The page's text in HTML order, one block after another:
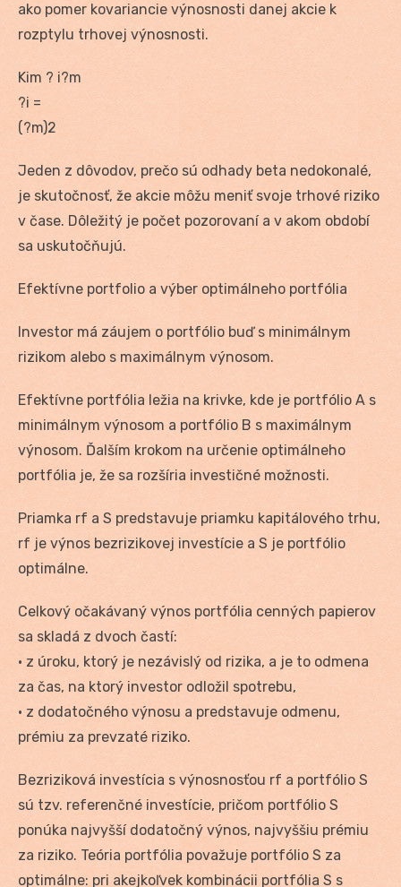
ako pomer kovariancie výnosnosti danej akcie k
rozptylu trhovej výnosnosti.
Kim ? i?m
?i =
(?m)2
Jeden z dôvodov, prečo sú odhady beta nedokonalé,
je skutočnosť, že akcie môžu meniť svoje trhové riziko
v čase. Dôležitý je počet pozorovaní a v akom období
sa uskutočňujú.
Efektívne portfolio a výber optimálneho portfólia
Investor má záujem o portfólio buď s minimálnym
rizikom alebo s maximálnym výnosom.
Efektívne portfólia ležia na krivke, kde je portfólio A s
minimálnym výnosom a portfólio B s maximálnym
výnosom. Ďalším krokom na určenie optimálneho
portfólia je, že sa rozšíria investičné možnosti.
Priamka rf a S predstavuje priamku kapitálového trhu,
rf je výnos bezrizikovej investície a S je portfólio
optimálne.
Celkový očakávaný výnos portfólia cenných papierov
sa skladá z dvoch častí:
• z úroku, ktorý je nezávislý od rizika, a je to odmena
za čas, na ktorý investor odložil spotrebu,
• z dodatočného výnosu a predstavuje odmenu,
prémiu za prevzaté riziko.
Bezriziková investícia s výnosnosťou rf a portfólio S
sú tzv. referenčné investície, pričom portfólio S
ponúka najvyšší dodatočný výnos, najvyššiu prémiu
za riziko. Teória portfólia považuje portfólio S za
optimálne: pri akejkoľvek kombinácii portfólia S s